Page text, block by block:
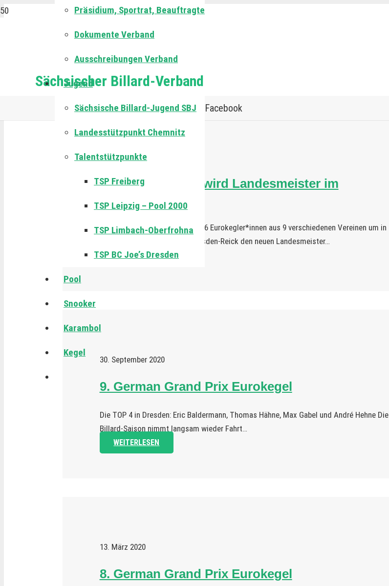
Sächsischer Billard-Verband
Präsidium, Sportrat, Beauftragte
Dokumente Verband
Ausschreibungen Verband
Jugend
Sächsische Billard-Jugend SBJ
Landesstützpunkt Chemnitz
Talentstützpunkte
TSP Freiberg
TSP Leipzig – Pool 2000
TSP Limbach-Oberfrohna
TSP BC Joe’s Dresden
Pool
Snooker
Karambol
Kegel
Facebook
24. April 2023
Eric Baldermann wird Landesmeister im
Eurokegel
Am 15./16.04.2023 trafen sich 16 Eurokegler*innen aus 9 verschiedenen Vereinen um in
den Vereinsräumen des SV Dresden-Reick den neuen Landesmeister…
WEITERLESEN
30. September 2020
9. German Grand Prix Eurokegel
Die TOP 4 in Dresden: Eric Baldermann, Thomas Hähne, Max Gabel und André Hehne Die
Billard-Saison nimmt langsam wieder Fahrt…
WEITERLESEN
13. März 2020
8. German Grand Prix Eurokegel